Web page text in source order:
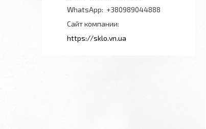
+380989044888
Сайт компании
https://sklo.vn.ua